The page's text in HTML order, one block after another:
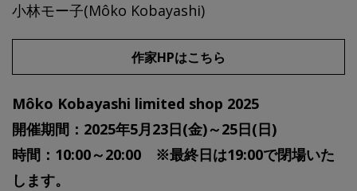
小林モー子(Môko Kobayashi)
作家HPはこちら
Môko Kobayashi limited shop 2025
開催期間：2025年5月23日(金)～25日(日)
時間：10:00～20:00 ※最終日は19:00で閉場いた
します。